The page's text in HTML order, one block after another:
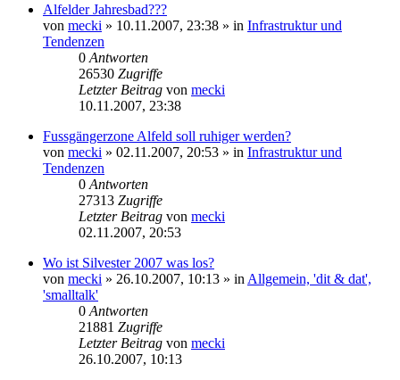
Alfelder Jahresbad???
von mecki » 10.11.2007, 23:38 » in Infrastruktur und
Tendenzen
0 Antworten
26530 Zugriffe
Letzter Beitrag von mecki
10.11.2007, 23:38
Fussgängerzone Alfeld soll ruhiger werden?
von mecki » 02.11.2007, 20:53 » in Infrastruktur und
Tendenzen
0 Antworten
27313 Zugriffe
Letzter Beitrag von mecki
02.11.2007, 20:53
Wo ist Silvester 2007 was los?
von mecki » 26.10.2007, 10:13 » in Allgemein, 'dit & dat',
'smalltalk'
0 Antworten
21881 Zugriffe
Letzter Beitrag von mecki
26.10.2007, 10:13